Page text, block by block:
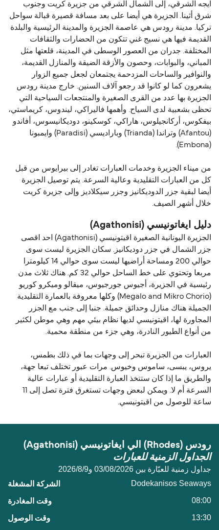
ايجه الشرقي، إلى الشمال الشرقي من جزيرة كريت وجنوب
شرق أثينا. الجزيرة هي أيضا على بعد مسافة قصيرة قبالة سواحل
تركيا. مدينة رودس هي عاصمة الجزيرة والمدينة الرئيسية والبلدة
القديمة فيها هي نسيج غني تتكون من الحضارات والثقافات
المختلفة. جدران من العصور الوسطى في المدينة، قلعتها مثل
المباني، والبوابات، وحصون والأزقة الضيقة والمنازل القديمة،
والنوافير والساحات المزدحمة يجتمعان لجعل جميع الزوار
يشعرون كما لو كانوا قد رجعو آلاف السنين. خارج مدينة رودس
الجزيرة بها عدد من القرى الصغيرة والمنتجعات السياحية التي
تحظى بشعبية لدى السياح. وأهمها فاليراكي، ليندوس، كريماستي،
بيفكوس، أركانجيلوس، هاراكي، كوسكينو، دوديكانيسوس، أفاندو
(Afantou) وتراندا (Trianda) وباراديسي (Paradisi) وايمبونا
(Embona).
من ميناء الجزيرة وخدمات العبارات تغادر إلى بيرايوس من قبل
كل من العبارات التقليدية وعالية السرعة. يتم توصيل الجزيرة
أيضا لبقية جزر الدوديكانيز وجزر سيكلاديز وإلى جزيرة كريت
خلال أشهر الصيف.
دليل ايغاتونيسي (Agathonisi)
الجزيرة اليونانية الصغيرة اقيتونيسي (Agathonisi) احد اقصى
جزر الشمال في جزر دوديكانيز. سكان الجزيرة ليست سوى
حوالي 200 ومساحة أراضيها ليست سوى حوالي 14 كيلومترا
مربعا وتحتوي على خط الساحل حوالي 32 كم. هناك ثلاث مدن
رئيسية في الجزيرة، أجيوس جورجيوس، ميقالو وميكرو كوريو
(Megalo and Mikro Chorio) وكلها معروفة بالعمارة التقليدية
الجميلة هناك منازل وحدائق جميلة. جنبا إلى جنب مع الجزر
المجاورة لها، اقيتونيسي لديها نظام بيئي مهم وهي موطن لكثير
من أنواع الطيور النادرة، وهي جزء من منطقة محمية.
العبارات من الجزيرة تبحر إلى وجهات بما في ذلك بطمس،
يروس، يبسى، ساموس وخيوس. مرات عبور تختلف تبعا جهة،
والطريق ما إذا كان ستتخذ العبارة التقليدية أو عبارات عالية
السرعة أم لا. ويمكن لبعض وجهات تستغرق فترة تصل إلى 11
ساعة للوصول من اقيتونيسي.
رودس (Rhodes) الي ايغاتونيسي (Agathonisi)
الجداول الزمنية للعبارات
جداول زمنية للعبّارة بين 03/08/2026 و9‏/8‏/2026
Dodekanisos Seaways
08:00
13:30